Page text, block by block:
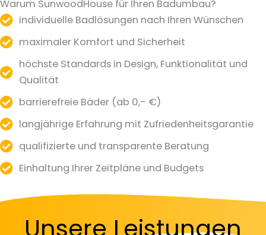
Warum SunwoodHouse für Ihren Badumbau?
individuelle Badlösungen nach Ihren Wünschen
maximaler Komfort und Sicherheit
höchste Standards in Design, Funktionalität und
Qualität
barrierefreie Bäder (ab 0,- €)
langjährige Erfahrung mit Zufriedenheitsgarantie
qualifizierte und transparente Beratung
Einhaltung Ihrer Zeitpläne und Budgets
Unsere Leistungen